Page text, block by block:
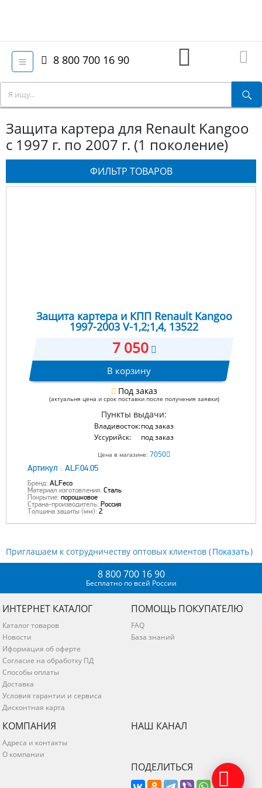
8 800 700 16 90
Защита картера для Renault Kangoo
с 1997 г. по 2007 г. (1 поколение)
ФИЛЬТР ТОВАРОВ
Защита картера и КПП Renault Kangoo
1997-2003 V-1,2;1,4, 13522
7 050
В корзину
Под заказ
(актуальня цена и срок поставки после получения заявки)
Пункты выдачи:
Владивосток:под заказ
Уссурийск:
под заказ
Цена в магазине: 7050
Артикул : ALF.04.05
Бренд: ALFeco
Материал изготовления: Сталь
Покрытие: порошковое
Страна-производитель: Россия
Толщина защиты (мм): 2
Приглашаем к сотрудничеству оптовых клиентов ( )
8 800 700 16 90
Бесплатно по всей России
ИНТЕРНЕТ КАТАЛОГ
Каталог товаров
Новости
Иформация об оферте
Согласие на обработку ПД
Способы оплаты
Доставка
Условия гарантии и сервиса
Дисконтная карта
ПОМОЩЬ ПОКУПАТЕЛЮ
FAQ
База знаний
КОМПАНИЯ
Адреса и контакты
О компании
НАШ КАНАЛ
ПОДЕЛИТЬСЯ